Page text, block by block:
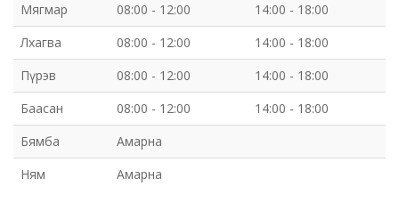
Мягмар
08:00 - 12:00
14:00 - 18:00
Лхагва
08:00 - 12:00
14:00 - 18:00
Пүрэв
08:00 - 12:00
14:00 - 18:00
Баасан
08:00 - 12:00
14:00 - 18:00
Бямба
Амарна
Ням
Амарна